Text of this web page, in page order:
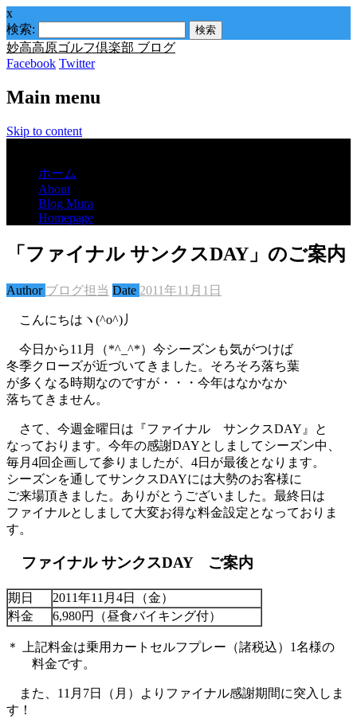
x
検索:
妙高高原ゴルフ倶楽部 ブログ
Facebook Twitter
Main menu
Skip to content
ホーム
About
Blog Mura
Homepage
「ファイナル サンクスDAY」のご案内
Author ブログ担当 Date 2011年11月1日
こんにちはヽ(^o^)丿
今日から11月（*^_^*）今シーズンも気がつけば
冬季クローズが近づいてきました。そろそろ落ち葉
が多くなる時期なのですが・・・今年はなかなか
落ちてきません。
さて、今週金曜日は『ファイナル サンクスDAY』と
なっております。今年の感謝DAYとしましてシーズン中、
毎月4回企画して参りましたが、4日が最後となります。
シーズンを通してサンクスDAYには大勢のお客様に
ご来場頂きました。ありがとうございました。最終日は
ファイナルとしまして大変お得な料金設定となっておりま
す。
ファイナル サンクスDAY ご案内
期日
2011年11月4日（金）
料金
6,980円（昼食バイキング付）
＊ 上記料金は乗用カートセルフプレー（諸税込）1名様の
料金です。
また、11月7日（月）よりファイナル感謝期間に突入しま
す！